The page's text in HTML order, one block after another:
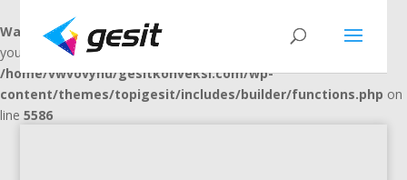
Warning: "continue" targeting switch is equivalent to "break". Did
you mean to use "continue 2"? in
/home/vwvovynu/gesitkonveksi.com/wp-
content/themes/topigesit/includes/builder/functions.php on
line 5586